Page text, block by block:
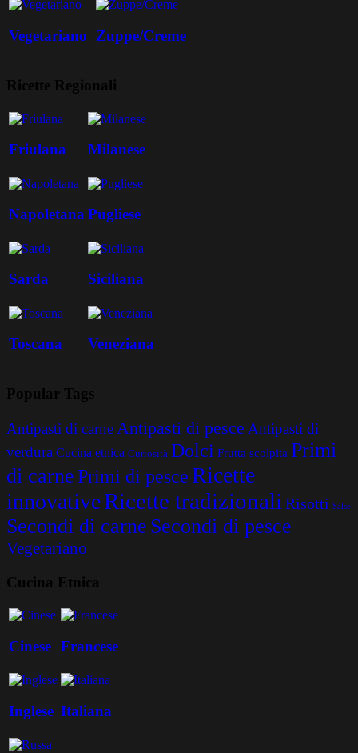
Vegetariano Zuppe/Creme
Ricette Regionali
Friulana Milanese
NapoletanaPugliese
Sarda Siciliana
Toscana Veneziana
Popular Tags
Antipasti di carneAntipasti di pesce Antipasti di
verdura Cucina etnica Curiosità Dolci Frutta scolpita Primi
di carnePrimi di pesceRicette
innovativeRicette tradizionali Risotti Salse
Secondi di carne Secondi di pesce
Vegetariano
Cucina Etnica
Cinese Francese
Inglese Italiana